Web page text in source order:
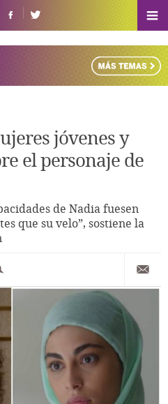
jóvenes y
el personaje de
de Nadia fuesen
que su velo”, sostiene la